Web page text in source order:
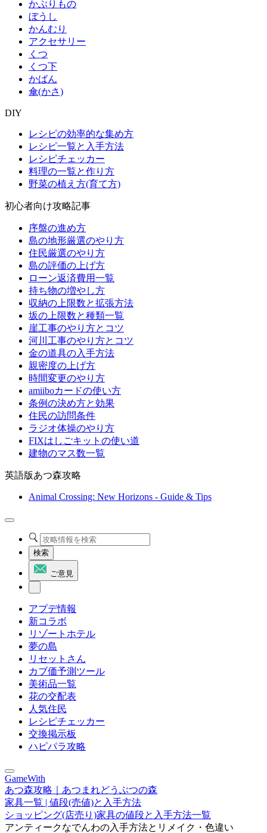
かぶりもの
ぼうし
かんむり
アクセサリー
くつ
くつ下
かばん
傘(かさ)
DIY
レシピの効率的な集め方
レシピ一覧と入手方法
レシピチェッカー
料理の一覧と作り方
野菜の植え方(育て方)
初心者向け攻略記事
序盤の進め方
島の地形厳選のやり方
住民厳選のやり方
島の評価の上げ方
ローン返済費用一覧
持ち物の増やし方
収納の上限数と拡張方法
坂の上限数と種類一覧
崖工事のやり方とコツ
河川工事のやり方とコツ
金の道具の入手方法
親密度の上げ方
時間変更のやり方
amiiboカードの使い方
条例の決め方と効果
住民の訪問条件
ラジオ体操のやり方
FIXはしごキットの使い道
建物のマス数一覧
英語版あつ森攻略
Animal Crossing: New Horizons - Guide & Tips
検索
ご意見
アプデ情報
新コラボ
リゾートホテル
夢の島
リセットさん
カブ価予測ツール
美術品一覧
花の交配表
人気住民
レシピチェッカー
交換掲示板
ハピパラ攻略
GameWith
あつ森攻略｜あつまれどうぶつの森
家具一覧 | 値段(売値)と入手方法
ショッピング(店売り)家具の値段と入手方法一覧
アンティークなでんわの入手方法とリメイク・色違い